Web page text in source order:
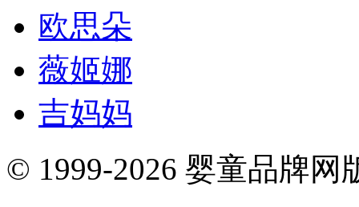
欧思朵
薇姬娜
吉妈妈
© 1999-2026 婴童品牌网